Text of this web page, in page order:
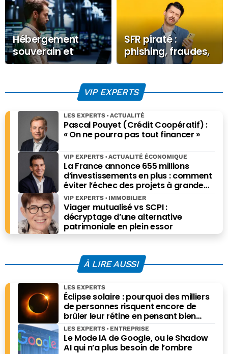
Hébergement
souverain et
proximité : deux
numérique
SFR piraté :
phishing, fraudes,
ce que risquent
abonnés
VIP EXPERTS
Pascal Pouyet (Crédit Coopératif) :
« On ne pourra pas tout financer »
LES EXPERTS ACTUALITÉ
La France annonce 655 millions
d’investissements en plus : comment
éviter l’échec des projets à grande
échelle ?
VIP EXPERTS ACTUALITÉ ÉCONOMIQUE
Viager mutualisé vs SCPI :
décryptage d’une alternative
patrimoniale en plein essor
VIP EXPERTS IMMOBILIER
À LIRE AUSSI
Éclipse solaire : pourquoi des milliers
de personnes risquent encore de
brûler leur rétine en pensant bien
faire
LES EXPERTS
Le Mode IA de Google, ou le Shadow
AI qui n’a plus besoin de l’ombre
LES EXPERTS ENTREPRISE